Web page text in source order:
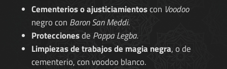
Cementerios o ajusticiamientoscon Voodoo
negro con Baron San Meddi.
Proteccionesde Pappa Legba.
Limpiezas de trabajos de magia negra, o de
cementerio, con voodoo blanco.